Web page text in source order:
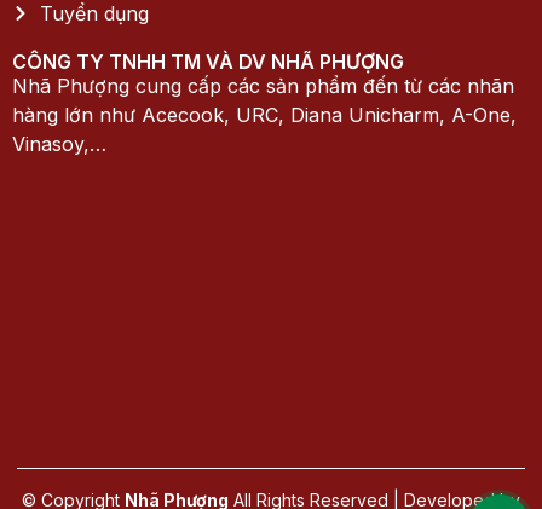
Tuyển dụng
CÔNG TY TNHH TM VÀ DV NHÃ PHƯỢNG
Nhã Phượng cung cấp các sản phẩm đến từ các nhãn
hàng lớn như Acecook, URC, Diana Unicharm, A-One,
Vinasoy,…
© Copyright Nhã Phượng All Rights Reserved | Developed by